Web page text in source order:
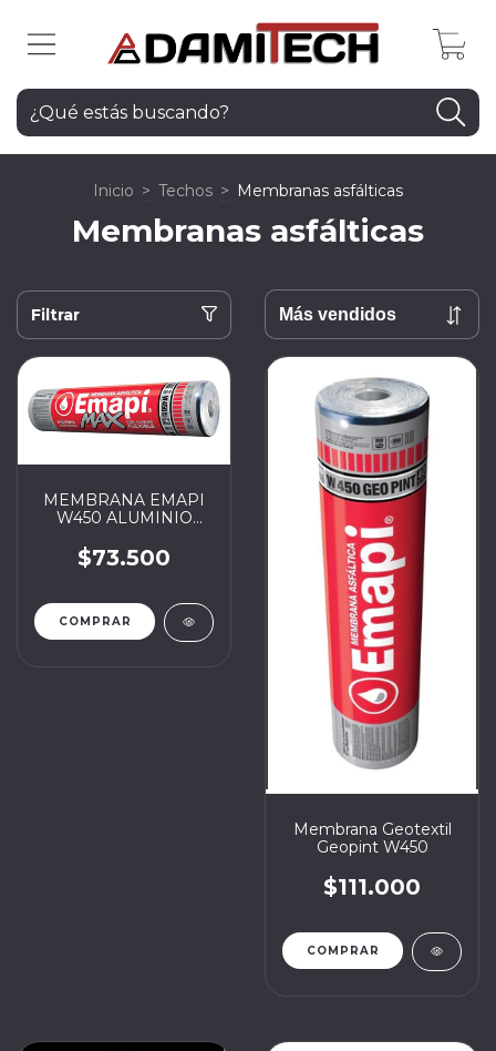
Inicio > Techos > Membranas asfálticas
Membranas asfálticas
Filtrar
MEMBRANA EMAPI
W450 ALUMINIO
$73.500
Membrana Geotextil
Geopint W450
$111.000